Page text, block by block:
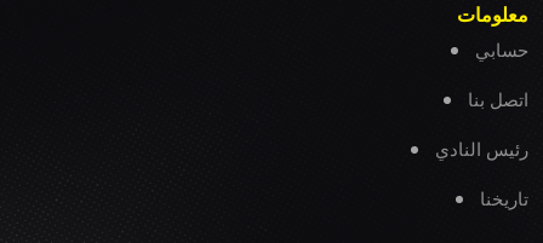
معلومات
حسابي
اتصل بنا
رئيس النادي
تاريخنا